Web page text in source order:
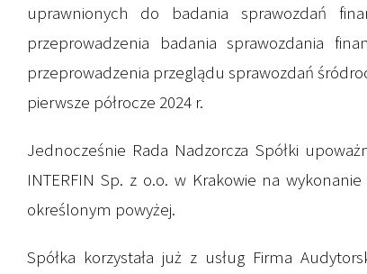
uprawnionych do badania sprawozdań
przeprowadzenia badania sprawozdania
przeprowadzenia przeglądu sprawozdań
pierwsze półrocze 2024 r.
Jednocześnie Rada Nadzorcza Spółki
INTERFIN Sp. z o.o. w Krakowie na
określonym powyżej.
Spółka korzystała już z usług Firma